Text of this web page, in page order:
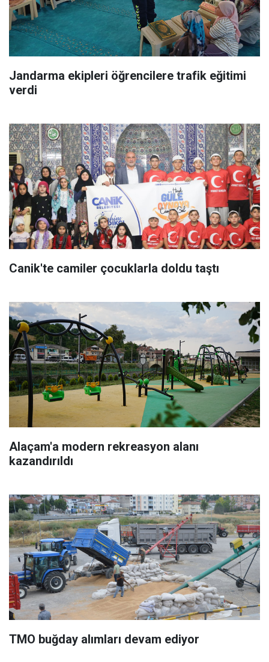
Jandarma ekipleri öğrencilere trafik eğitimi
verdi
Canik'te camiler çocuklarla doldu taştı
Alaçam'a modern rekreasyon alanı
kazandırıldı
TMO buğday alımları devam ediyor